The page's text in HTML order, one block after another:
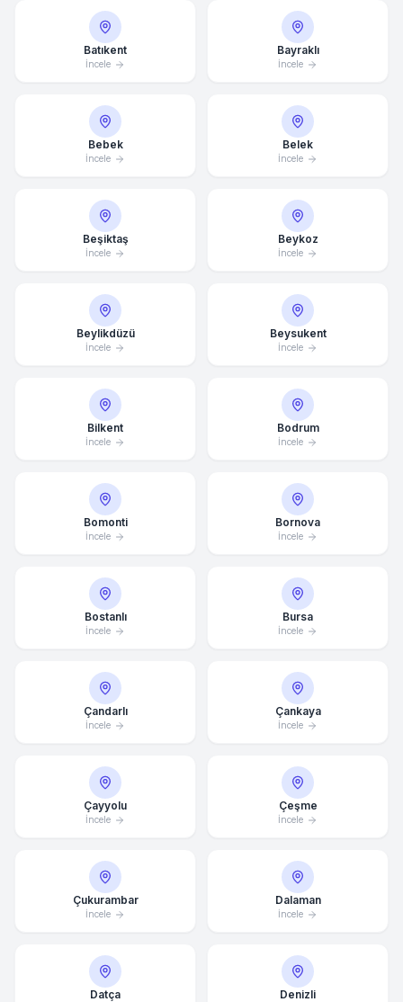
Batıkent
İncele
Bayraklı
İncele
Bebek
İncele
Belek
İncele
Beşiktaş
İncele
Beykoz
İncele
Beylikdüzü
İncele
Beysukent
İncele
Bilkent
İncele
Bodrum
İncele
Bomonti
İncele
Bornova
İncele
Bostanlı
İncele
Bursa
İncele
Çandarlı
İncele
Çankaya
İncele
Çayyolu
İncele
Çeşme
İncele
Çukurambar
İncele
Dalaman
İncele
Datça Denizli